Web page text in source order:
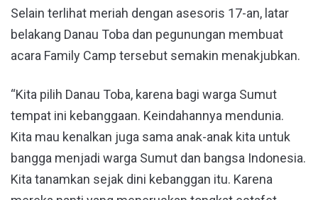
Selain terlihat meriah dengan asesoris 17-an, latar
belakang Danau Toba dan pegunungan membuat
acara Family Camp tersebut semakin menakjubkan.
“Kita pilih Danau Toba, karena bagi warga Sumut
tempat ini kebanggaan. Keindahannya mendunia.
Kita mau kenalkan juga sama anak-anak kita untuk
bangga menjadi warga Sumut dan bangsa Indonesia.
Kita tanamkan sejak dini kebanggan itu. Karena